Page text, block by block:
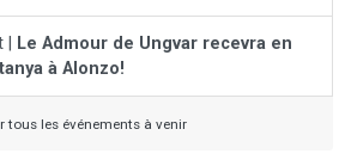
Le Admour de Ungvar recevra en
à Alonzo!
tous les événements à venir